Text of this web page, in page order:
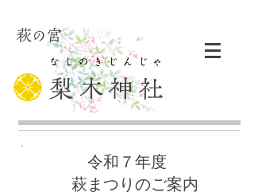
​なしのきじんじゃ​
梨木神社
萩の宮
​令和７年度
​ 萩まつりのご案内